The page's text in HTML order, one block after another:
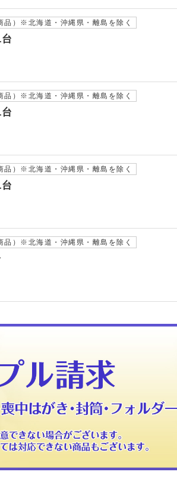
品）※北海道・沖縄県・離島を除く
品）※北海道・沖縄県・離島を除く
品）※北海道・沖縄県・離島を除く
品）※北海道・沖縄県・離島を除く